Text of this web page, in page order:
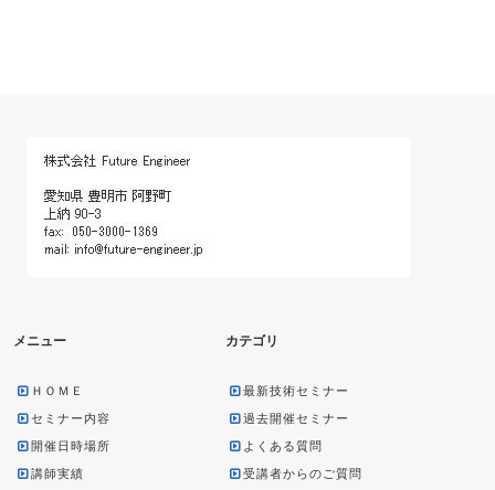
メニュー
ＨＯＭＥ
セミナー内容
開催日時場所
講師実績
カテゴリ
最新技術セミナー
過去開催セミナー
よくある質問
受講者からのご質問